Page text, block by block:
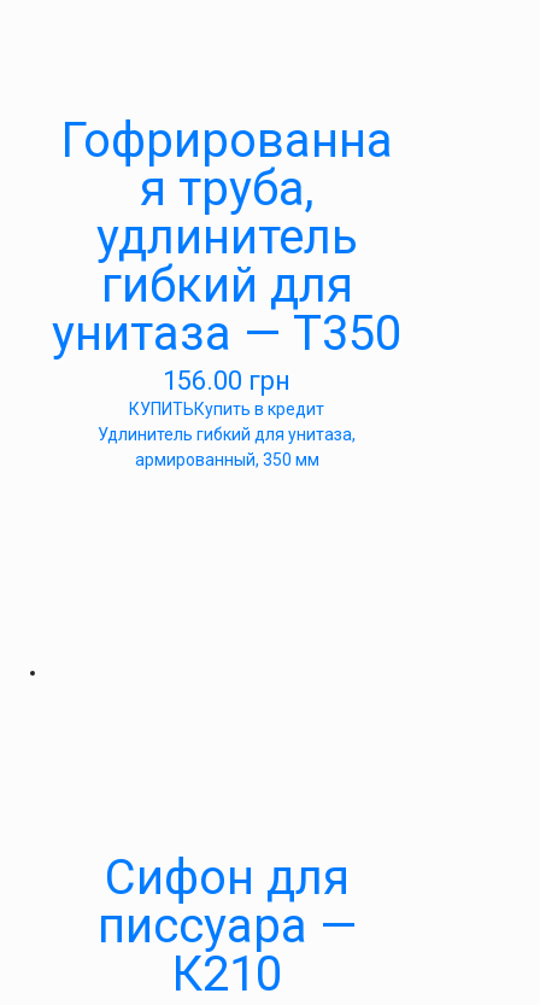
Гофрированна
я труба,
удлинитель
гибкий для
унитаза — Т350
156.00 грн
КУПИТЬКупить в кредит
Удлинитель гибкий для унитаза,
армированный, 350 мм
Сифон для
писсуара —
К210